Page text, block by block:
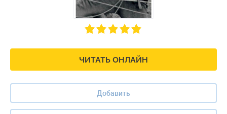
ЧИТАТЬ ОНЛАЙН
Добавить